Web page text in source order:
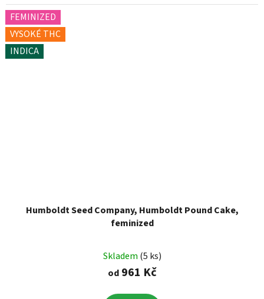
FEMINIZED
VYSOKÉ THC
INDICA
Humboldt Seed Company, Humboldt Pound Cake,
feminized
Skladem (5 ks)
od961 Kč